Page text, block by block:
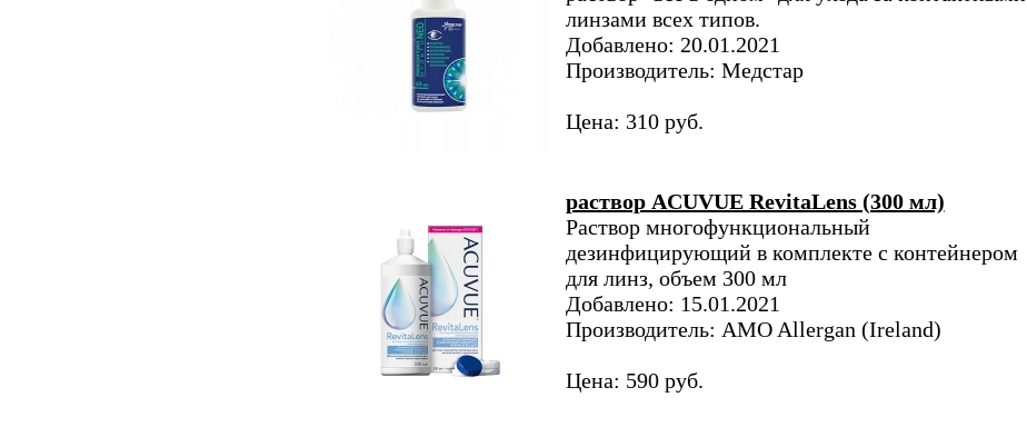
линзами всех типов.
Добавлено: 20.01.2021
Производитель: Медстар
Цена: 310 руб.
раствор ACUVUE RevitaLens (300 мл)
Раствор многофункциональный
дезинфицирующий в комплекте с контейнером
для линз, объем 300 мл
Добавлено: 15.01.2021
Производитель: AMO Allergan (Ireland)
Цена: 590 руб.